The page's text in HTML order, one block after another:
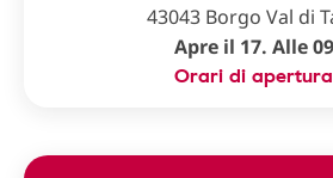
43043 Borgo Val di
Apre il 17. Alle
Orari di apertura